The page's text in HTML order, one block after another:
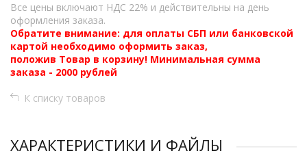
Все цены включают НДС 22% и действительны на день
оформления заказа.
Обратите внимание: для оплаты СБП или банковской
картой необходимо оформить заказ,
положив Товар в корзину! Минимальная сумма
заказа - 2000 рублей
К списку товаров
ХАРАКТЕРИСТИКИ И ФАЙЛЫ